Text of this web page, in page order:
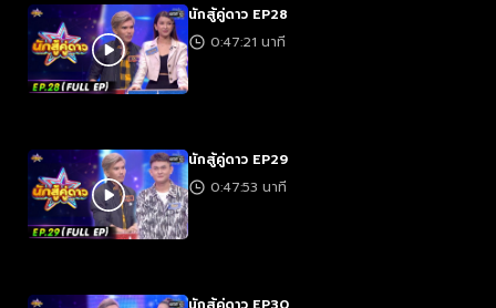
นักสู้คู่ดาว EP28
0:47:21 นาที
นักสู้คู่ดาว EP29
0:47:53 นาที